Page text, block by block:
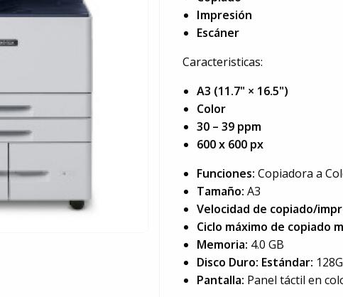
Impresión
Escáner
Caracteristicas:
A3 (11.7" × 16.5")
Color
30 – 39 ppm
600 x 600 px
Funciones: Copiadora a
Tamaño: A3
Velocidad de copiado/
Ciclo máximo de copiado
Memoria: 4.0 GB
Disco Duro: Estándar:
Pantalla: Panel táctil en